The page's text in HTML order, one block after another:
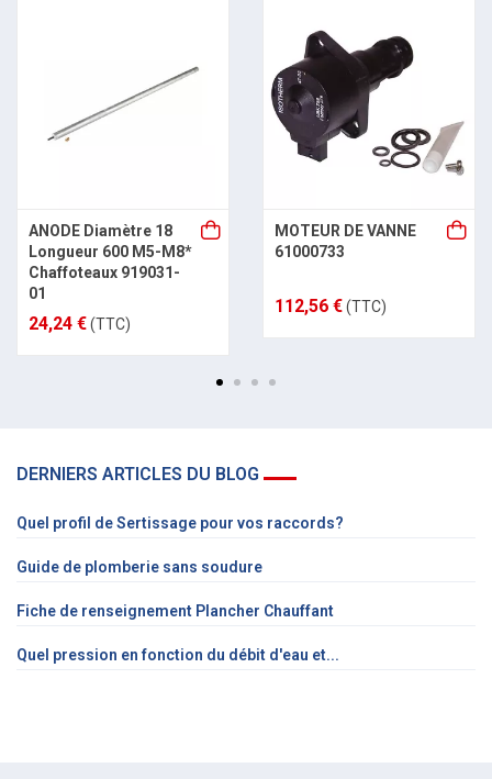
ANODE Diamètre 18
Longueur 600 M5-M8*
Chaffoteaux 919031-
01
24,24 €(TTC)
MOTEUR DE VANNE
61000733
112,56 €(TTC)
DERNIERS ARTICLES DU BLOG
Quel profil de Sertissage pour vos raccords?
Guide de plomberie sans soudure
Fiche de renseignement Plancher Chauffant
Quel pression en fonction du débit d'eau et...